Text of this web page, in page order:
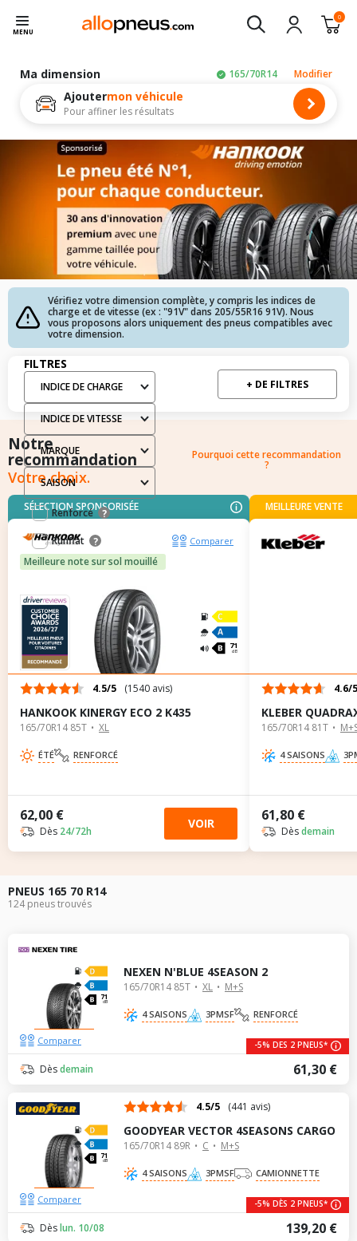
MENU
0
Ma dimension 165/70R14 Modifier
Ajoutermon véhicule
Pour affiner les résultats
Vérifiez votre dimension complète, y compris les indices de
charge et de vitesse (ex : "91V" dans 205/55R16 91V). Nous
vous proposons alors uniquement des pneus compatibles avec
votre dimension.
FiltresFILTRES
INDICE DE CHARGE
INDICE DE VITESSE
MARQUE
SAISON
Filtres mis en avant: Renforcé / Runflat
Renforcé
?
Runflat
?
+ DE FILTRES
Notre
recommandation
Votre choix.
Pourquoi cette recommandation
?
SÉLECTION SPONSORISÉE
Meilleure note sur sol mouillé
Comparer
71
dB
4.5/5 (1540 avis)
HANKOOK KINERGY ECO 2 K435
165/70R14 85T XL
ÉTÉ RENFORCÉ
62,00 €
Dès 24/72h VOIR
MEILLEURE VENTE
4.6/5
KLEBER
165/70R14 81T
4 SAISONS
61,80 €
Dèsdemain
D
C
PNEUS 165 70 R14
124 pneus trouvés
71
dB
NEXEN N'BLUE 4SEASON 2
165/70R14 85T XL M+S
4 SAISONS 3PMSF RENFORCÉ
61,30 €
Dèsdemain
Comparer -5% DES 2 PNEUS*
71
dB
4.5/5 (441 avis)
GOODYEAR VECTOR 4SEASONS CARGO
165/70R14 89R C M+S
4 SAISONS 3PMSF CAMIONNETTE
139,20 €
Dèslun. 10/08
Comparer -5% DÈS 2 PNEUS*